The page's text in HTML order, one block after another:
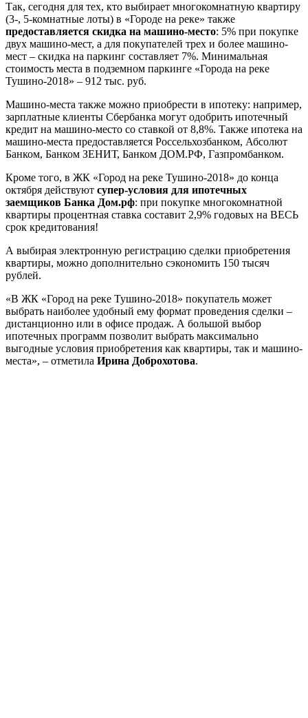
Так, сегодня для тех, кто выбирает многокомнатную квартиру
(3-, 5-комнатные лоты) в «Городе на реке» также
предоставляется скидка на машино-место: 5% при покупке
двух машино-мест, а для покупателей трех и более машино-
мест – скидка на паркинг составляет 7%. Минимальная
стоимость места в подземном паркинге «Города на реке
Тушино-2018» – 912 тыс. руб.
Машино-места также можно приобрести в ипотеку: например,
зарплатные клиенты Сбербанка могут одобрить ипотечный
кредит на машино-место со ставкой от 8,8%. Также ипотека на
машино-места предоставляется Россельхозбанком, Абсолют
Банком, Банком ЗЕНИТ, Банком ДОМ.РФ, Газпромбанком.
Кроме того, в ЖК «Город на реке Тушино-2018» до конца
октября действуют супер-условия для ипотечных
заемщиков Банка Дом.рф: при покупке многокомнатной
квартиры процентная ставка составит 2,9% годовых на ВЕСЬ
срок кредитования!
А выбирая электронную регистрацию сделки приобретения
квартиры, можно дополнительно сэкономить 150 тысяч
рублей.
«В ЖК «Город на реке Тушино-2018» покупатель может
выбрать наиболее удобный ему формат проведения сделки –
дистанционно или в офисе продаж. А большой выбор
ипотечных программ позволит выбрать максимально
выгодные условия приобретения как квартиры, так и машино-
места», – отметила Ирина Доброхотова.